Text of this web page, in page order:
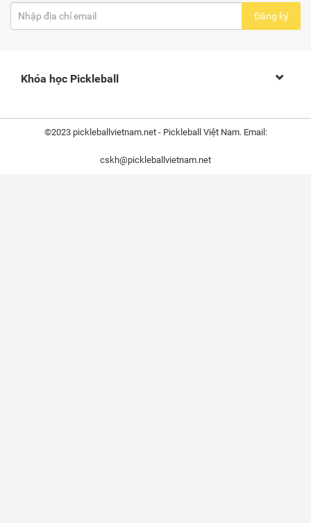
Đăng ký
Khóa học Pickleball
©2023 pickleballvietnam.net - Pickleball Việt Nam. Email:
cskh@pickleballvietnam.net